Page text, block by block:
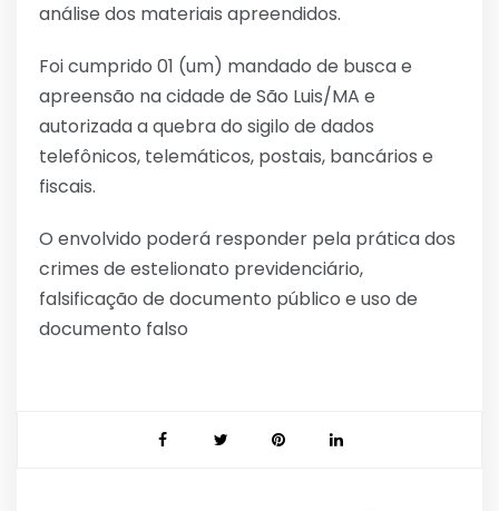
análise dos materiais apreendidos.
Foi cumprido 01 (um) mandado de busca e
apreensão na cidade de São Luis/MA e
autorizada a quebra do sigilo de dados
telefônicos, telemáticos, postais, bancários e
fiscais.
O envolvido poderá responder pela prática dos
crimes de estelionato previdenciário,
falsificação de documento público e uso de
documento falso